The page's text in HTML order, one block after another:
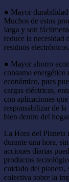
● Mayor durabilidad
Muchos de estos
larga y son
reduce la necesidad
residuos electrónicos.
● Mayor ahorro
consumo energético
económico, pues
cargas eléctricas,
con aplicaciones
responsabilizar de
bien dentro del
La Hora del Planeta
durante una hora,
acciones diarias
productos
cuidado del planeta,
colectiva sobre la